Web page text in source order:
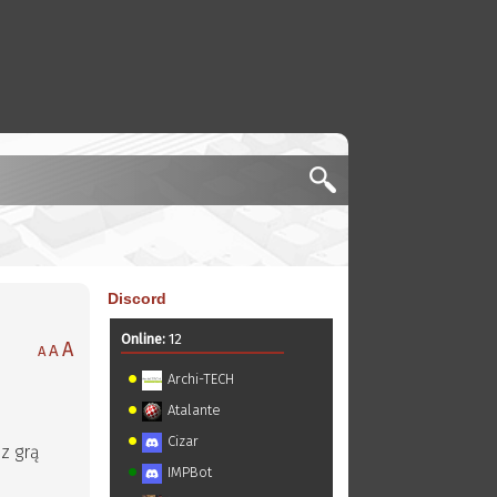
A AA
grą
Discord
Online:12
Archi-TECH
Atalante
Cizar
IMPBot